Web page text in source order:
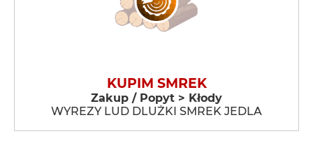
KUPIM SMREK
Zakup / Popyt > Kłody
WYREZY LUD DLUŻKI SMREK JEDLA